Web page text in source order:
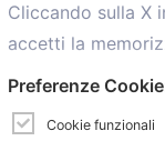
Informazioni
News
personalCaf
Cliccando sulla X
accetti la
Preferenze
Cookie funzionali